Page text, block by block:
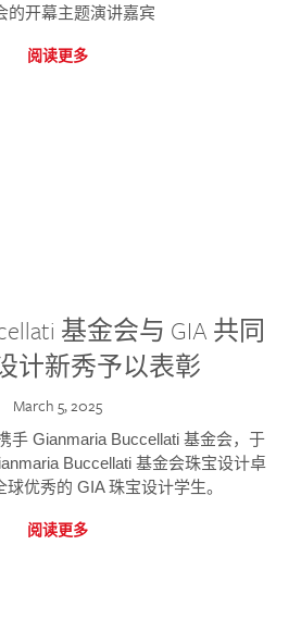
的开幕主题演讲嘉宾
阅读更多
基金会与 GIA 共同
计新秀予以表彰
March 5, 2025
手 Gianmaria Buccellati 基金会，于
Buccellati 基金会珠宝设计卓
优秀的 GIA 珠宝设计学生。
阅读更多